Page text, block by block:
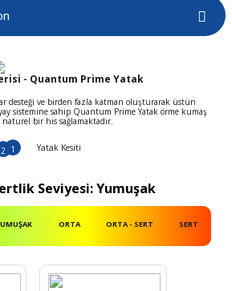
- Quantum Prime Yatak
desteği ve birden fazla katman oluşturarak üstün
sistemine sahip Quantum Prime Yatak örme kumaş
naturel bir his sağlamaktadır.
1
2
Seviyesi: Yumuşak
ORTA ORTA - SERT SERT